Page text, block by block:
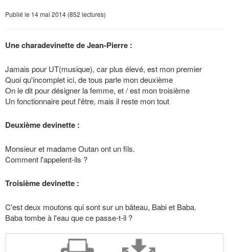
Publié le 14 mai 2014 (852 lectures)
Une charadevinette de Jean-Pierre :
Jamais pour UT(musique), car plus élevé, est mon premier
Quoi qu'incomplet ici, de tous parle mon deuxième
On le dit pour désigner la femme, et / est mon troisième
Un fonctionnaire peut l'être, mais il reste mon tout
Deuxième devinette :
Monsieur et madame Outan ont un fils.
Comment l'appelent-ils ?
Troisième devinette :
C'est deux moutons qui sont sur un bâteau, Babi et Baba.
Baba tombe à l'eau que ce passe-t-il ?